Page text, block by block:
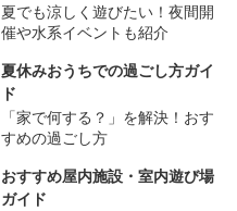
夏でも涼しく遊びたい！夜間開
催や水系イベントも紹介
夏休みおうちでの過ごし方ガイ
ド
「家で何する？」を解決！おす
すめの過ごし方
おすすめ屋内施設・室内遊び場
ガイド